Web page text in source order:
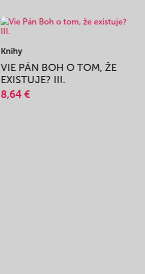
Knihy
VIE PÁN BOH O TOM, ŽE
EXISTUJE? III.
8,64 €